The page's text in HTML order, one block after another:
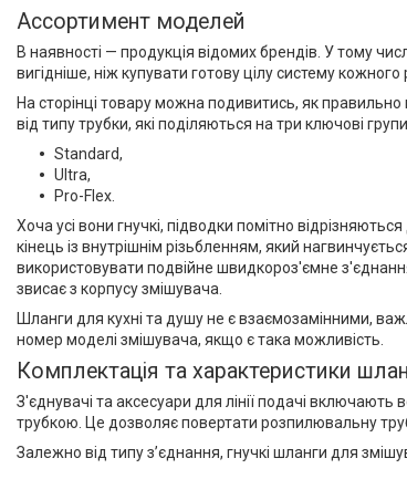
Ассортимент моделей
В наявності — продукція відомих брендів. У тому
вигідніше, ніж купувати готову цілу систему
На сторінці товару можна подивитись, як
від типу трубки, які поділяються на три ключові
Standard,
Ultra,
Pro-Flex.
Хоча усі вони гнучкі, підводки помітно
кінець із внутрішнім різьбленням, який
використовувати подвійне швидкороз'ємне
звисає з корпусу змішувача.
Шланги для кухні та душу не є взаємозамінними,
номер моделі змішувача, якщо є така можливість.
Комплектація та характеристики
З'єднувачі та аксесуари для лінії подачі
трубкою. Це дозволяє повертати розпилювальну
Залежно від типу з’єднання, гнучкі шланги для